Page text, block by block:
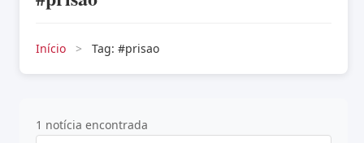
Início > Tag: #prisao
1 notícia encontrada